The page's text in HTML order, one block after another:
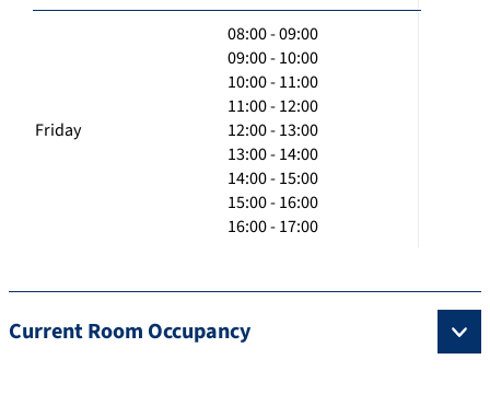
Friday
08:00 - 09:00
09:00 - 10:00
10:00 - 11:00
11:00 - 12:00
12:00 - 13:00
13:00 - 14:00
14:00 - 15:00
15:00 - 16:00
16:00 - 17:00
Current Room Occupancy